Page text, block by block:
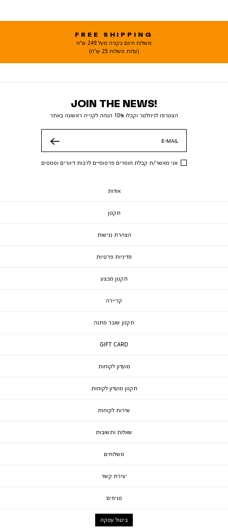
FREE SHIPPING
משלוח חינם בקניה מעל 249 ש"ח
(עלות משלוח 25 ש"ח)
JOIN THE NEWS!
הצטרפו לניוזלטר וקבלו 10% הנחה לקנייה ראשונה באתר
E-MAIL
אני מאשר/ת קבלת חומרים פרסומיים לרבות דיוורים וסמסים
אודות
תקנון
הצהרת נגישות
מדיניות פרטיות
תקנון מבצע
קריירה
תקנון שובר מתנה
GIFT CARD
מועדון לקוחות
תקנון מועדון לקוחות
שירות לקוחות
שאלות ותשובות
משלוחים
יצירת קשר
סניפים
ביטול עסקה